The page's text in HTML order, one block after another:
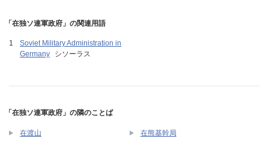
「在独ソ連軍政府」の関連用語
Soviet Military Administration in
Germany
シソーラス
「在独ソ連軍政府」の隣のことば
在渡山 在熊基幹局